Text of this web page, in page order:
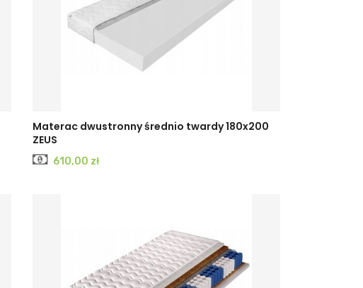
Materac dwustronny średnio twardy 180x200
ZEUS
Cena
610,00 zł